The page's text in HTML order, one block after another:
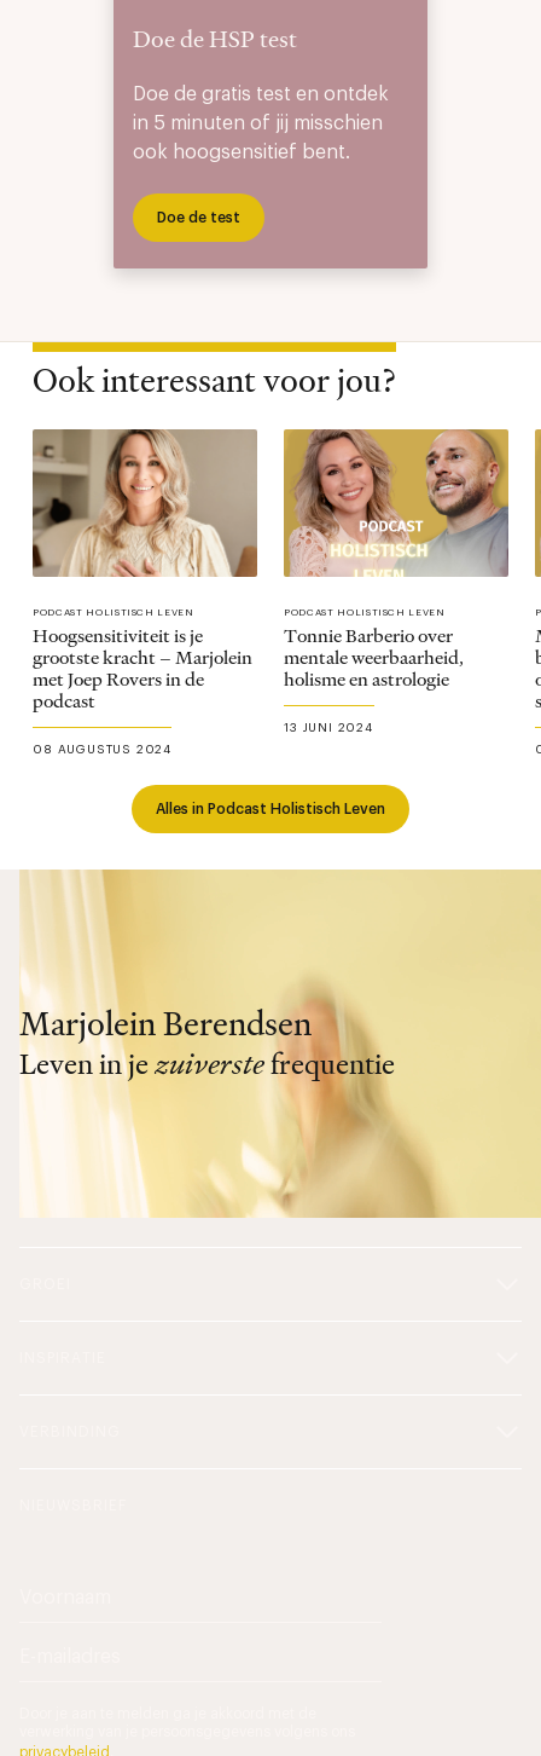
Doe de HSP test
Doe de gratis test en ontdek
in 5 minuten of jij misschien
ook hoogsensitief bent.
Doe de test
Ook interessant voor jou?
Alles in Podcast Holistisch Leven
PODCAST HOLISTISCH LEVEN
Hoogsensitiviteit is je
grootste kracht – Marjolein
met Joep Rovers in de
podcast
08 AUGUSTUS 2024
PODCAST HOLISTISCH LEVEN
Tonnie Barberio over
mentale weerbaarheid,
holisme en astrologie
13 JUNI 2024
Marjolein Berendsen
Leven in jezuiverstefrequentie
privacybeleid